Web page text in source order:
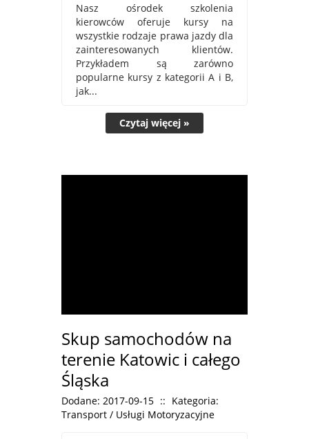
Nasz ośrodek szkolenia
kierowców oferuje kursy na
wszystkie rodzaje prawa jazdy dla
zainteresowanych klientów.
Przykładem są zarówno
popularne kursy z kategorii A i B,
jak...
Czytaj więcej »
Skup samochodów na
terenie Katowic i całego
Śląska
Dodane: 2017-09-15 :: Kategoria:
Transport / Usługi Motoryzacyjne